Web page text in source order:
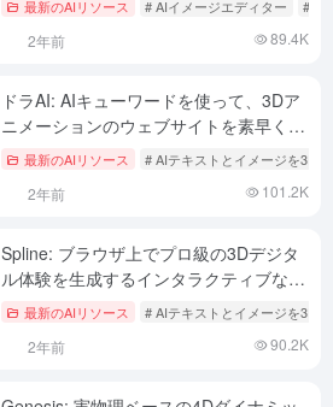
最新のAIリソース # AIイメージエディター # AI
2年前 89.4K
ドラAI: AIキューワードを使って、3Dア
ニメーションのウェブサイトを素早く作
成し、プロ級のウェブデザインをワンク
リックで生成！
最新のAIリソース # AIテキストとイメージを3Dへ
2年前 101.2K
Spline: ブラウザ上でプロ級の3Dデジタ
ル体験を生成するインタラクティブな
3Dデザインツール
最新のAIリソース # AIテキストとイメージを3Dへ
2年前 90.2K